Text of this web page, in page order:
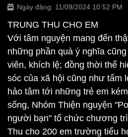
Ngày đăng: 11/09/2024 10:52 PM
TRUNG THU CHO EM
Với tâm nguyện mang đến
những phần quà ý nghĩa
viên, khích lệ; đồng thời thể
sóc của xã hội cũng như tấm
hảo tâm tới những trẻ em
sống, Nhóm Thiện nguyện
người bạn" tổ chức chương
Thu cho 200 em trường tiểu